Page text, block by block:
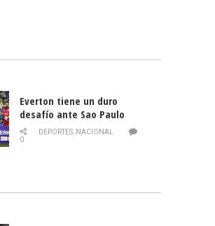
Everton tiene un duro
desafío ante Sao Paulo
DEPORTES, NACIONAL
0